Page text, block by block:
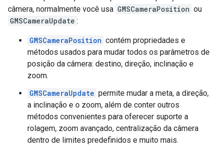
câmera, normalmente você usa GMSCameraPosition ou
GMSCameraUpdate :
GMSCameraPosition contém propriedades e
métodos usados para mudar todos os parâmetros de
posição da câmera: destino, direção, inclinação e
zoom.
GMSCameraUpdate permite mudar a meta, a direção,
a inclinação e o zoom, além de conter outros
métodos convenientes para oferecer suporte a
rolagem, zoom avançado, centralização da câmera
dentro de limites predefinidos e muito mais.